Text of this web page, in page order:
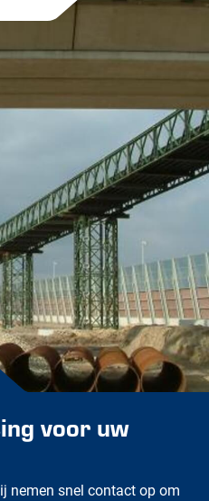
voor uw
nemen snel contact op om